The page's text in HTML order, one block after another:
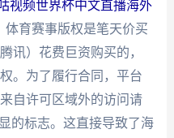
视频世界杯中文直播海外
体育赛事版权是笔天价买
讯）花费巨资购买的，
。为了履行合同，平台
自许可区域外的访问请
的标志。这直接导致了海